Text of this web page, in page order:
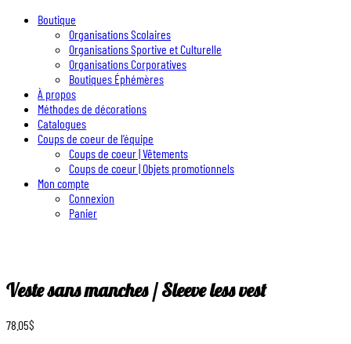
Boutique
Organisations Scolaires
Organisations Sportive et Culturelle
Organisations Corporatives
Boutiques Éphémères
À propos
Méthodes de décorations
Catalogues
Coups de coeur de l’équipe
Coups de coeur | Vêtements
Coups de coeur | Objets promotionnels
Mon compte
Connexion
Panier
Veste sans manches / Sleeve less vest
78.05$